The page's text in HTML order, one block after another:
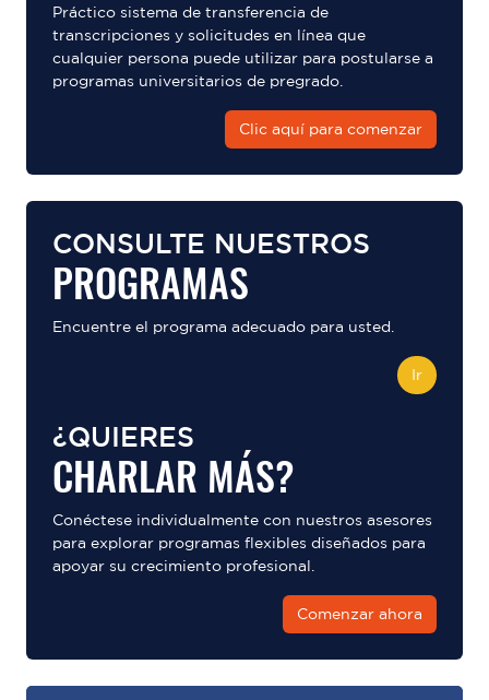
Práctico sistema de transferencia de
transcripciones y solicitudes en línea que
cualquier persona puede utilizar para postularse a
programas universitarios de pregrado.
Clic aquí para comenzar
CONSULTE NUESTROS
PROGRAMAS
Encuentre el programa adecuado para usted.
Ir
¿QUIERES
CHARLAR MÁS?
Conéctese individualmente con nuestros asesores
para explorar programas flexibles diseñados para
apoyar su crecimiento profesional.
Comenzar ahora